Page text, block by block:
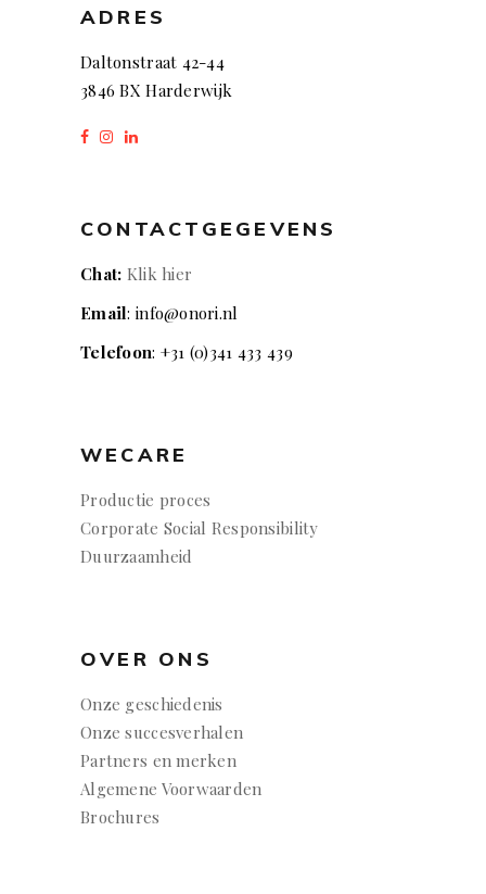
ADRES
Daltonstraat 42-44
3846 BX Harderwijk
CONTACTGEGEVENS
Chat: Klik hier
Email: info@onori.nl
Telefoon: +31 (0)341 433 439
WECARE
Productie proces
Corporate Social Responsibility
Duurzaamheid
OVER ONS
Onze geschiedenis
Onze succesverhalen
Partners en merken
Algemene Voorwaarden
Brochures